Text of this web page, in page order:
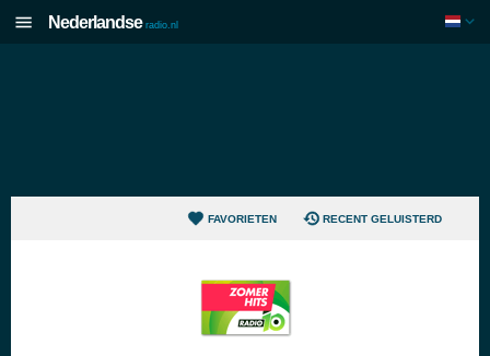
Nederlandse radio.nl
FAVORIETEN RECENT GELUISTERD